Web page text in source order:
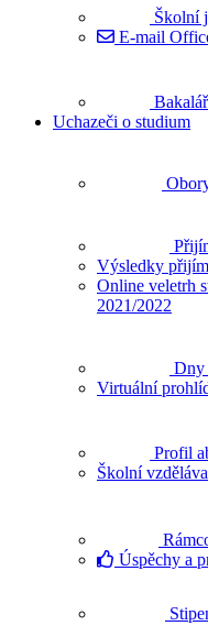
Školní
E-mail
Uchazeči o studium
Výsledky
Online veletrh
2021/2022
Dny
Virtuální
Profil
Školní
Úspěchy a